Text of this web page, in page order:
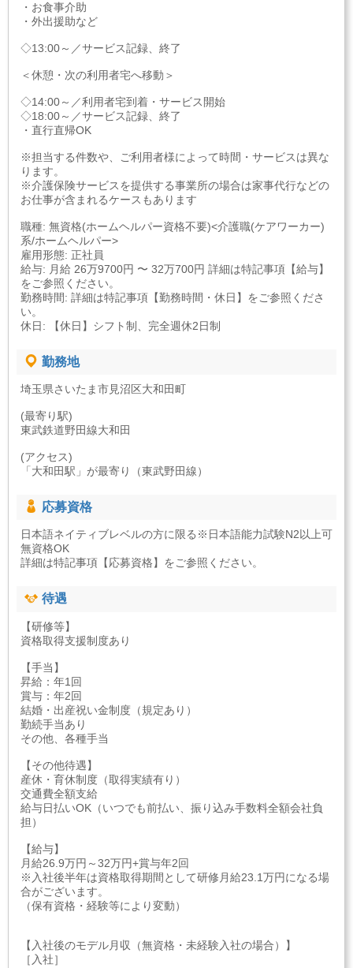
・お食事介助
・外出援助など
◇13:00～／サービス記録、終了
＜休憩・次の利用者宅へ移動＞
◇14:00～／利用者宅到着・サービス開始
◇18:00～／サービス記録、終了
・直行直帰OK
※担当する件数や、ご利用者様によって時間・サービスは異な
ります。
※介護保険サービスを提供する事業所の場合は家事代行などの
お仕事が含まれるケースもあります
職種: 無資格(ホームヘルパー資格不要)<介護職(ケアワーカー)
系/ホームヘルパー>
雇用形態: 正社員
給与: 月給 26万9700円 〜 32万700円 詳細は特記事項【給与】
をご参照ください。
勤務時間: 詳細は特記事項【勤務時間・休日】をご参照くださ
い。
休日: 【休日】シフト制、完全週休2日制
勤務地
埼玉県さいたま市見沼区大和田町
(最寄り駅)
東武鉄道野田線大和田
(アクセス)
「大和田駅」が最寄り（東武野田線）
応募資格
日本語ネイティブレベルの方に限る※日本語能力試験N2以上可
無資格OK
詳細は特記事項【応募資格】をご参照ください。
待遇
【研修等】
資格取得支援制度あり
【手当】
昇給：年1回
賞与：年2回
結婚・出産祝い金制度（規定あり）
勤続手当あり
その他、各種手当
【その他待遇】
産休・育休制度（取得実績有り）
交通費全額支給
給与日払いOK（いつでも前払い、振り込み手数料全額会社負
担）
【給与】
月給26.9万円～32万円+賞与年2回
※入社後半年は資格取得期間として研修月給23.1万円になる場
合がございます。
（保有資格・経験等により変動）
【入社後のモデル月収（無資格・未経験入社の場合）】
［入社］